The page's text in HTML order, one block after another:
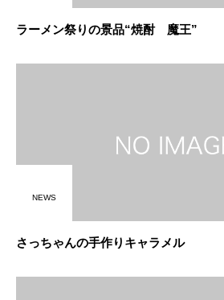
ラーメン祭りの景品“焼酎 魔王”
NEWS
さっちゃんの手作りキャラメル